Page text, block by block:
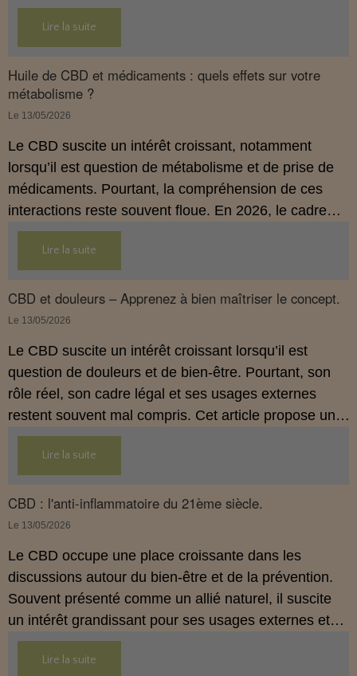
hygiène de vie adaptée.
Lire la suite
Huile de CBD et médicaments : quels effets sur votre
métabolisme ?
Le 13/05/2026
Le CBD suscite un intérêt croissant, notamment
lorsqu’il est question de métabolisme et de prise de
médicaments. Pourtant, la compréhension de ces
interactions reste souvent floue. En 2026, le cadre
légal français impose des règles strictes : seuls les
usages externes du CBD sont autorisés. Cet article
propose une mise au point claire et accessible pour
comprendre comment le CBD s’inscrit dans une
démarche de prévention, sans ingestion et sans
Lire la suite
CBD et douleurs – Apprenez à bien maîtriser le concept.
Le 13/05/2026
Le CBD suscite un intérêt croissant lorsqu’il est
question de douleurs et de bien‑être. Pourtant, son
rôle réel, son cadre légal et ses usages externes
restent souvent mal compris. Cet article propose une
mise au point claire, moderne et conforme à la
réglementation française de 2026, afin de mieux
comprendre comment le CBD s’intègre dans une
approche globale de prévention.
Lire la suite
CBD : l'anti-inflammatoire du 21ème siècle.
Le 13/05/2026
Le CBD occupe une place croissante dans les
discussions autour du bien‑être et de la prévention.
Souvent présenté comme un allié naturel, il suscite
un intérêt grandissant pour ses usages externes et
son interaction avec le système endocannabinoïde.
Cet article propose une mise au point claire, moderne
Lire la suite